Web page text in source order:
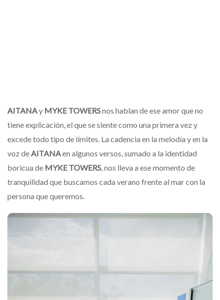
AITANAy MYKE TOWERSnos hablan de ese amor que no
tiene explicación, el que se siente como una primera vez y
excede todo tipo de límites. La cadencia en la melodía y en la
voz deAITANAen algunos versos, sumado a la identidad
boricua de MYKE TOWERS, nos lleva a ese momento de
tranquilidad que buscamos cada verano frente al mar con la
persona que queremos.